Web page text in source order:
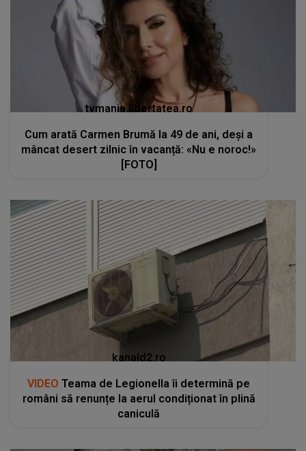
tvmania.libertatea.ro
Cum arată Carmen Brumă la 49 de ani, deși a
mâncat desert zilnic în vacanță: «Nu e noroc!»
[FOTO]
kanald2.ro
VIDEO Teama de Legionella îi determină pe
români să renunțe la aerul condiționat în plină
caniculă